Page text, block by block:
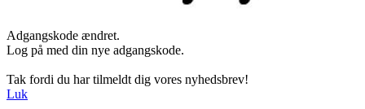
Adgangskode ændret.
Log på med din nye adgangskode.
Tak fordi du har tilmeldt dig vores nyhedsbrev!
Luk